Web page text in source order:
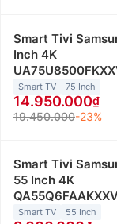
Smart Tivi
Inch 4K
Smart TV 75 Inch
14.950.000
19.450.000-23%
Smart Tivi
55 Inch 4K
Smart TV 55 Inch